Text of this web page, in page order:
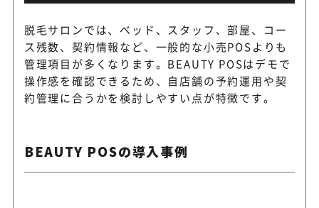
脱毛サロンでは、ベッド、スタッフ、部屋、コー
ス残数、契約情報など、一般的な小売POSよりも
管理項目が多くなります。BEAUTY POSはデモで
操作感を確認できるため、自店舗の予約運用や契
約管理に合うかを検討しやすい点が特徴です。
BEAUTY POSの導入事例